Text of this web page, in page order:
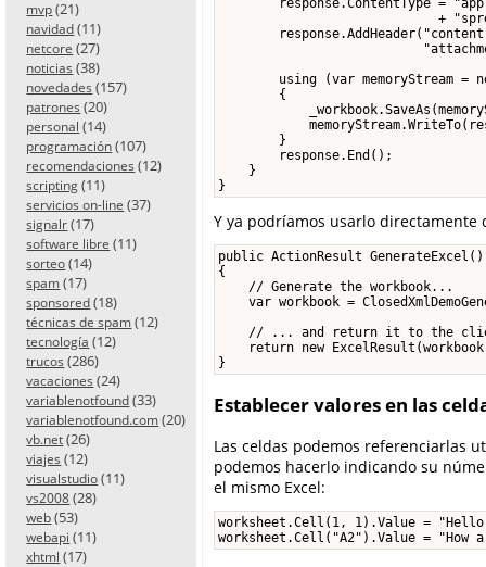
mvp (21)
navidad (11)
netcore (27)
noticias (38)
novedades (157)
patrones (20)
personal (14)
programación (107)
recomendaciones (12)
scripting (11)
servicios on-line (37)
signalr (17)
software libre (11)
sorteo (14)
spam (17)
sponsored (18)
técnicas de spam (12)
tecnología (12)
trucos (286)
vacaciones (24)
variablenotfound (33)
variablenotfound.com (20)
vb.net (26)
viajes (12)
visualstudio (11)
vs2008 (28)
web (53)
webapi (11)
xhtml (17)
response.ContentType =
+
using (var memoryStream =
        {
        }
        response.End();
    }
}
Y ya podríamos usarlo directamente
public ActionResult GenerateExcel()
{
    // Generate the workbook...
var workbook =
// ... and return it to the
return new
}
Establecer valores en las
Las celdas podemos referenciarlas
podemos hacerlo indicando su
el mismo Excel:
worksheet.Cell(1, 1).Value =
worksheet.Cell("A2").Value = "How